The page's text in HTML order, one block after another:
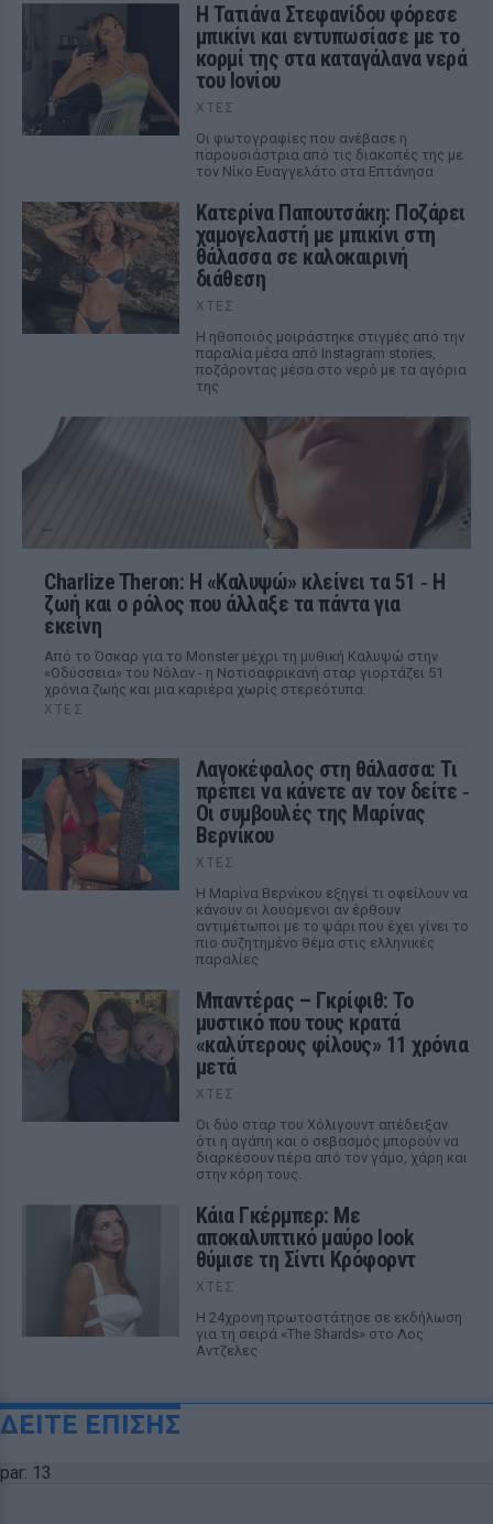
Η Τατιάνα Στεφανίδου φόρεσε
μπικίνι και εντυπωσίασε με το
κορμί της στα καταγάλανα νερά
του Ιονίου
ΧΤΕΣ
Οι φωτογραφίες που ανέβασε η
παρουσιάστρια από τις διακοπές της με
τον Νίκο Ευαγγελάτο στα Επτάνησα
Κατερίνα Παπουτσάκη: Ποζάρει
χαμογελαστή με μπικίνι στη
θάλασσα σε καλοκαιρινή
διάθεση
ΧΤΕΣ
Η ηθοποιός μοιράστηκε στιγμές από την
παραλία μέσα από Instagram stories,
ποζάροντας μέσα στο νερό με τα αγόρια
της
Charlize Theron: Η «Καλυψώ» κλείνει τα 51 ‑ H
ζωή και ο ρόλος που άλλαξε τα πάντα για
εκείνη
Από το Όσκαρ για το Monster μέχρι τη μυθική Καλυψώ στην
«Οδύσσεια» του Νόλαν - η Νοτιοαφρικανή σταρ γιορτάζει 51
χρόνια ζωής και μια καριέρα χωρίς στερεότυπα.
ΧΤΕΣ
Λαγοκέφαλος στη θάλασσα: Τι
πρέπει να κάνετε αν τον δείτε ‑
Οι συμβουλές της Μαρίνας
Βερνίκου
ΧΤΕΣ
Η Μαρίνα Βερνίκου εξηγεί τι οφείλουν να
κάνουν οι λουόμενοι αν έρθουν
αντιμέτωποι με το ψάρι που έχει γίνει το
πιο συζητημένο θέμα στις ελληνικές
παραλίες
Μπαντέρας – Γκρίφιθ: Το
μυστικό που τους κρατά
«καλύτερους φίλους» 11 χρόνια
μετά
ΧΤΕΣ
Οι δύο σταρ του Χόλιγουντ απέδειξαν
ότι η αγάπη και ο σεβασμός μπορούν να
διαρκέσουν πέρα από τον γάμο, χάρη και
στην κόρη τους.
Κάια Γκέρμπερ: Με
αποκαλυπτικό μαύρο look
θύμισε τη Σίντι Κρόφορντ
ΧΤΕΣ
Η 24χρονη πρωτοστάτησε σε εκδήλωση
για τη σειρά «The Shards» στο Λος
Αντζελες
ΔΕΙΤΕ ΕΠΙΣΗΣ
par: 13